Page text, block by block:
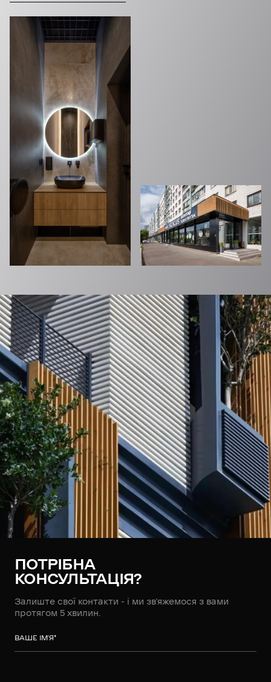
ПОТРІБНА
КОНСУЛЬТАЦІЯ?
Залиште свої контакти - і ми зв’яжемося з вами
протягом 5 хвилин.
ВАШЕ ІМ’Я*